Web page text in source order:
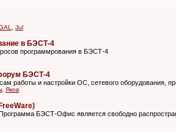
Jul
в БЭСТ-4
программрования в БЭСТ-4
БЭСТ-4
работы и настройки ОС, сетевого оборудования,
, Яков
БЭСТ-Офис является свободно